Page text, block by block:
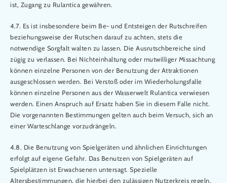
ist, Zugang zu Rulantica gewähren.
4.7. Es ist insbesondere beim Be- und Entsteigen der Rutschreifen
beziehungsweise der Rutschen darauf zu achten, stets die
notwendige Sorgfalt walten zu lassen. Die Ausrutschbereiche sind
zügig zu verlassen. Bei Nichteinhaltung oder mutwilliger Missachtung
können einzelne Personen von der Benutzung der Attraktionen
ausgeschlossen werden. Bei Verstoß oder im Wiederholungsfalle
können einzelne Personen aus der Wasserwelt Rulantica verwiesen
werden. Einen Anspruch auf Ersatz haben Sie in diesem Falle nicht.
Die vorgenannten Bestimmungen gelten auch beim Versuch, sich an
einer Warteschlange vorzudrängeln.
4.8. Die Benutzung von Spielgeräten und ähnlichen Einrichtungen
erfolgt auf eigene Gefahr. Das Benutzen von Spielgeräten auf
Spielplätzen ist Erwachsenen untersagt. Spezielle
Altersbestimmungen, die hierbei den zulässigen Nutzerkreis regeln,